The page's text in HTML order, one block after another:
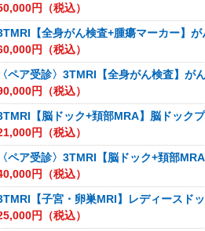
円（税込）
【全身がん検査+腫瘍マーカー】
円（税込）
〈ペア受診〉3TMRI【全身がん検査】が
円（税込）
【脳ドック+頚部MRA】脳ドック
円（税込）
〈ペア受診〉3TMRI【脳ドック+頚部
円（税込）
【子宮・卵巣MRI】レディースド
円（税込）